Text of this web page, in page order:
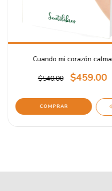
Cuando mi corazón calma
$540.00 $459.00